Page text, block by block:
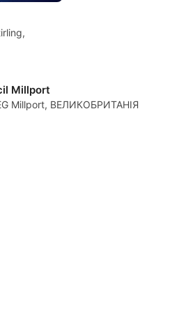
Millport
Millport, ВЕЛИКОБРИТАНІЯ